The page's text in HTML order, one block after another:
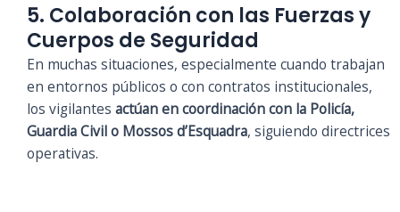
5. Colaboración con las Fuerzas y
Cuerpos de Seguridad
En muchas situaciones, especialmente cuando trabajan
en entornos públicos o con contratos institucionales,
los vigilantes actúan en coordinación con la Policía,
Guardia Civil o Mossos d’Esquadra, siguiendo directrices
operativas.